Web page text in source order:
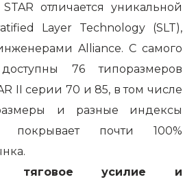
STAR отличается уникальной
Layer Technology (SLT),
Alliance. С самого
76 типоразмеров
II серии 70 и 85, в том числе
и разные индексы
покрывает почти 100%
тяговое усилие и